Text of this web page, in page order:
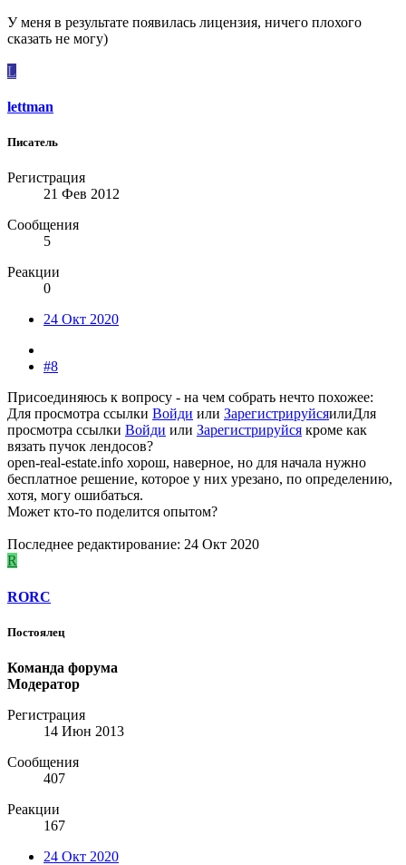
У меня в результате появилась лицензия, ничего плохого
сказать не могу)
L
lettman
Писатель
Регистрация
21 Фев 2012
Сообщения
5
Реакции
0
24 Окт 2020
#8
Присоединяюсь к вопросу - на чем собрать нечто похожее:
Для просмотра ссылки Войди или ЗарегистрируйсяилиДля
просмотра ссылки Войди или Зарегистрируйся кроме как
вязать пучок лендосов?
open-real-estate.info хорош, наверное, но для начала нужно
бесплатное решение, которое у них урезано, по определению,
хотя, могу ошибаться.
Может кто-то поделится опытом?
Последнее редактирование: 24 Окт 2020
R
RORC
Постоялец
Команда форума
Модератор
Регистрация
14 Июн 2013
Сообщения
407
Реакции
167
24 Окт 2020